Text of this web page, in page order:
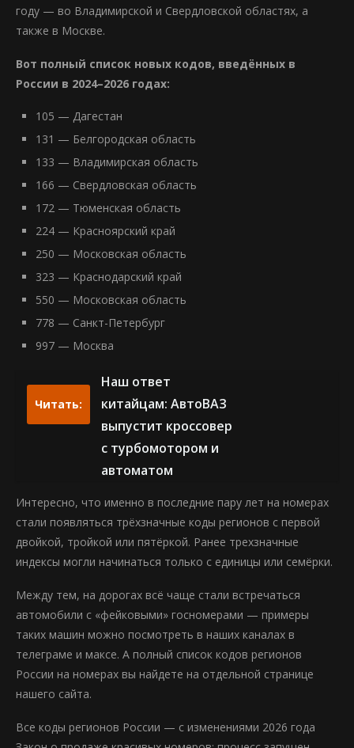
году — во Владимирской и Свердловской областях, а
также в Москве.
Вот полный список новых кодов, введённых в
России в 2024–2026 годах:
105 — Дагестан
131 — Белгородская область
133 — Владимирская область
166 — Свердловская область
172 — Тюменская область
224 — Красноярский край
250 — Московская область
323 — Краснодарский край
550 — Московская область
778 — Санкт-Петербург
997 — Москва
Читать:
Наш ответ
китайцам: АвтоВАЗ
выпустит кроссовер
с турбомотором и
автоматом
Интересно, что именно в последние пару лет на номерах
стали появляться трёхзначные коды регионов с первой
двойкой, тройкой или пятёркой. Ранее трехзначные
индексы могли начинаться только с единицы или семёрки.
Между тем, на дорогах всё чаще стали встречаться
автомобили с «фейковыми» госномерами — примеры
таких машин можно посмотреть в наших каналах в
телеграме и максе. А полный список кодов регионов
России на номерах вы найдете на отдельной странице
нашего сайта.
Все коды регионов России — с изменениями 2026 года